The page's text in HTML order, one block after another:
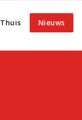
Thuis Nieuws